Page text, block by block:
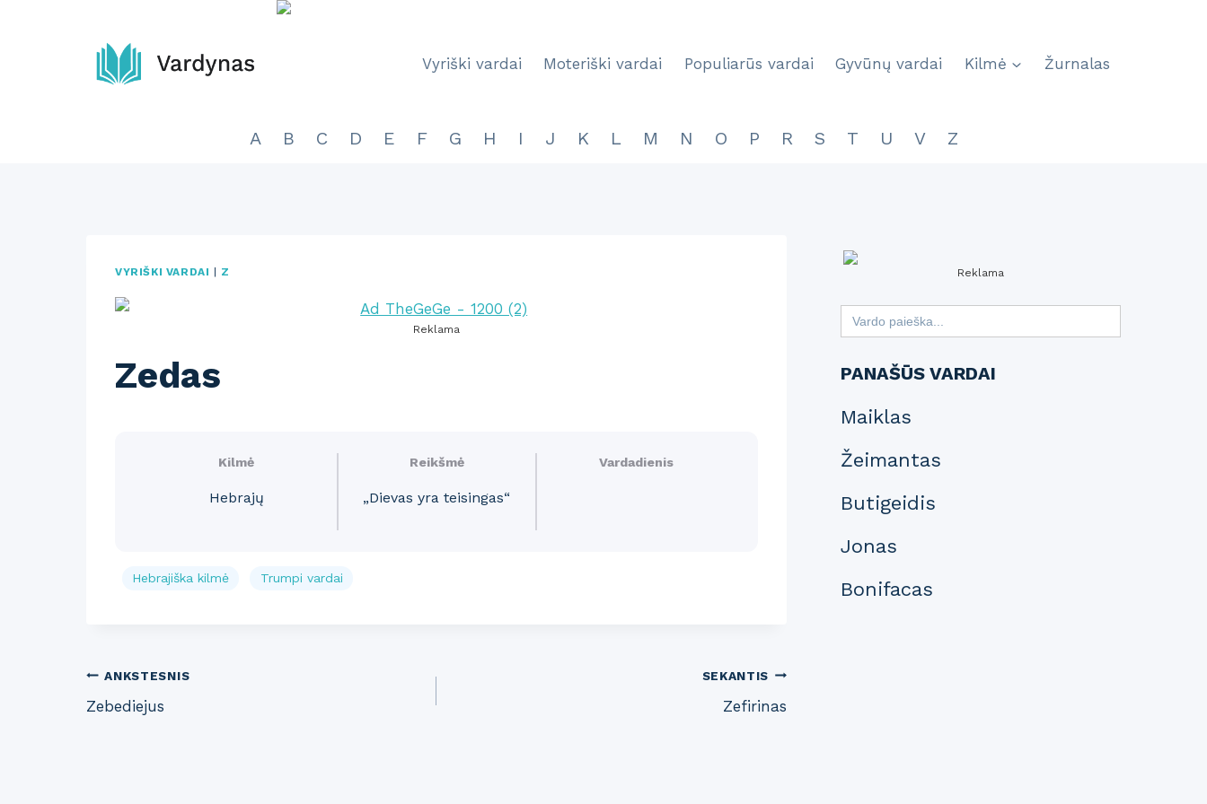
Vyriški vardai Moteriški vardai Populiarūs vardai Gyvūnų vardai Kilmė Žurnalas
A B C D E F G H I J K L M N O P R S T U V Z
VYRIŠKI VARDAI Z
Reklama
Zedas
Kilmė
Hebrajų
Reikšmė
„Dievas yra teisingas“
Vardadienis
Hebrajiška kilmė Trumpi vardai
Post
navigation
ANKSTESNIS
Zebediejus
SEKANTIS
Zefirinas
Reklama
Search
for:
PANAŠŪS VARDAI
Maiklas
Žeimantas
Butigeidis
Jonas
Bonifacas